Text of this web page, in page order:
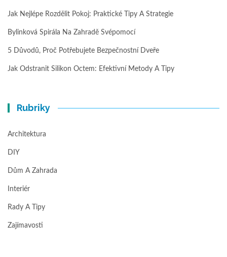
Jak Nejlépe Rozdělit Pokoj: Praktické Tipy A Strategie
Bylinková Spirála Na Zahradě Svépomocí
5 Důvodů, Proč Potřebujete Bezpečnostní Dveře
Jak Odstranit Silikon Octem: Efektivní Metody A Tipy
Rubriky
Architektura
DIY
Dům A Zahrada
Interiér
Rady A Tipy
Zajímavosti